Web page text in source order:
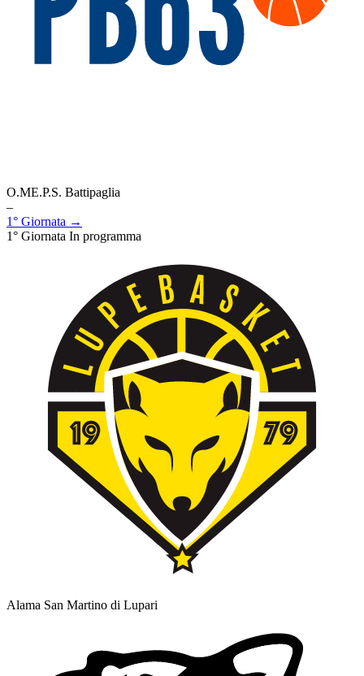
O.ME.P.S. Battipaglia
–
1° Giornata →
1° Giornata In programma
Alama San Martino di Lupari